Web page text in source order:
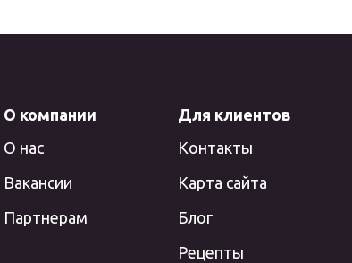
О компании
О нас
Вакансии
Партнерам
Для клиентов
Контакты
Карта сайта
Блог
Рецепты